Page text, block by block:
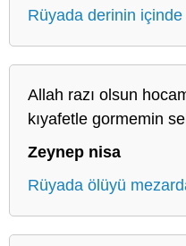
Rüyada derinin içinde
Allah razı olsun
kıyafetle gormemin
Zeynep nisa
Rüyada ölüyü